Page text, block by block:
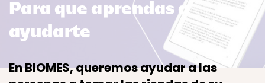
Para que aprendas a
ayudarte
En BIOMES, queremos ayudar a las